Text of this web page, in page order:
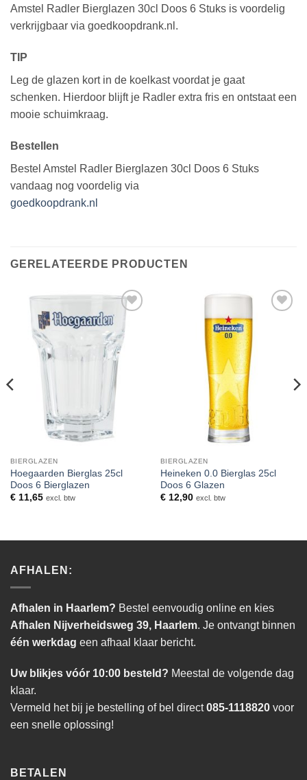
Amstel Radler Bierglazen 30cl Doos 6 Stuks is voordelig
verkrijgbaar via goedkoopdrank.nl.
TIP
Leg de glazen kort in de koelkast voordat je gaat
schenken. Hierdoor blijft je Radler extra fris en ontstaat een
mooie schuimkraag.
Bestellen
Bestel Amstel Radler Bierglazen 30cl Doos 6 Stuks
vandaag nog voordelig via
goedkoopdrank.nl
GERELATEERDE PRODUCTEN
Toevoegen
aan
verlanglijst
BIERGLAZEN
Hoegaarden Bierglas 25cl
Doos 6 Bierglazen
€11,65 excl. btw
Toevoegen
verlanglijst
BIERGLAZEN
Heineken 0.0 Bierglas 25cl
Doos 6 Glazen
€12,90 excl. btw
AFHALEN:
Afhalen in Haarlem? Bestel eenvoudig online en kies
Afhalen Nijverheidsweg 39, Haarlem. Je ontvangt binnen
één werkdag een afhaal klaar bericht.
Uw blikjes vóór 10:00 besteld? Meestal de volgende dag
klaar.
Vermeld het bij je bestelling of bel direct085-1118820 voor
een snelle oplossing!
BETALEN